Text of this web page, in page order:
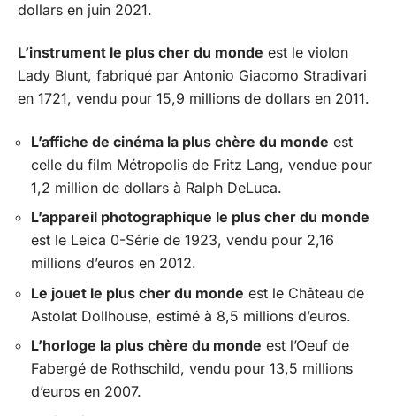
dollars en juin 2021.
L’instrument le plus cher du monde est le violon
Lady Blunt, fabriqué par Antonio Giacomo Stradivari
en 1721, vendu pour 15,9 millions de dollars en 2011.
L’affiche de cinéma la plus chère du monde est
celle du film Métropolis de Fritz Lang, vendue pour
1,2 million de dollars à Ralph DeLuca.
L’appareil photographique le plus cher du monde
est le Leica 0-Série de 1923, vendu pour 2,16
millions d’euros en 2012.
Le jouet le plus cher du monde est le Château de
Astolat Dollhouse, estimé à 8,5 millions d’euros.
L’horloge la plus chère du monde est l’Oeuf de
Fabergé de Rothschild, vendu pour 13,5 millions
d’euros en 2007.